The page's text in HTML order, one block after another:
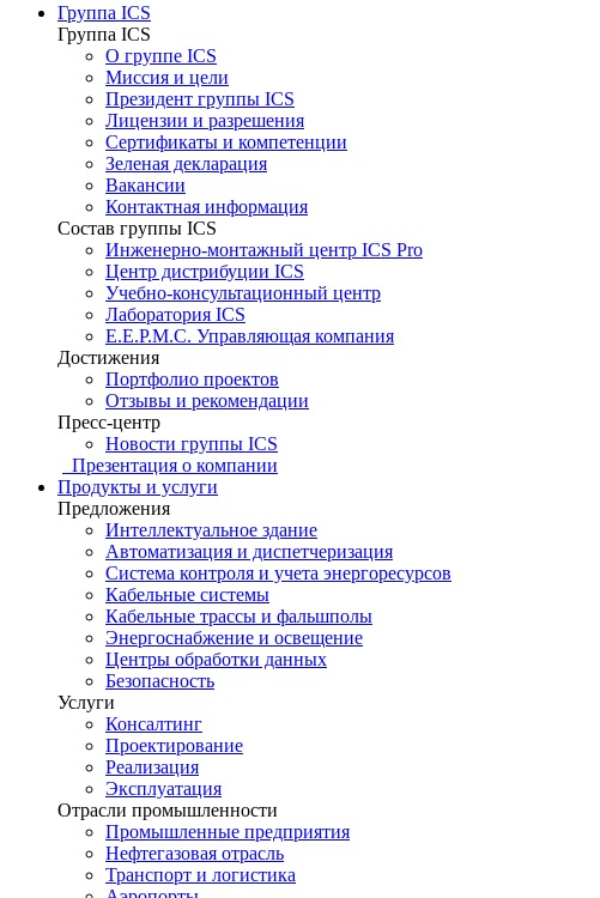
Группа ICS
Группа ICS
О группе ICS
Миссия и цели
Президент группы ICS
Лицензии и разрешения
Сертификаты и компетенции
Зеленая декларация
Вакансии
Контактная информация
Состав группы ICS
Инженерно-монтажный центр ICS Pro
Центр дистрибуции ICS
Учебно-консультационный центр
Лаборатория ICS
E.E.P.M.C. Управляющая компания
Достижения
Портфолио проектов
Отзывы и рекомендации
Пресс-центр
Новости группы ICS
Презентация о компании
Продукты и услуги
Предложения
Интеллектуальное здание
Автоматизация и диспетчеризация
Система контроля и учета энергоресурсов
Кабельные системы
Кабельные трассы и фальшполы
Энергоснабжение и освещение
Центры обработки данных
Безопасность
Услуги
Консалтинг
Проектирование
Реализация
Эксплуатация
Отрасли промышленности
Промышленные предприятия
Нефтегазовая отрасль
Транспорт и логистика